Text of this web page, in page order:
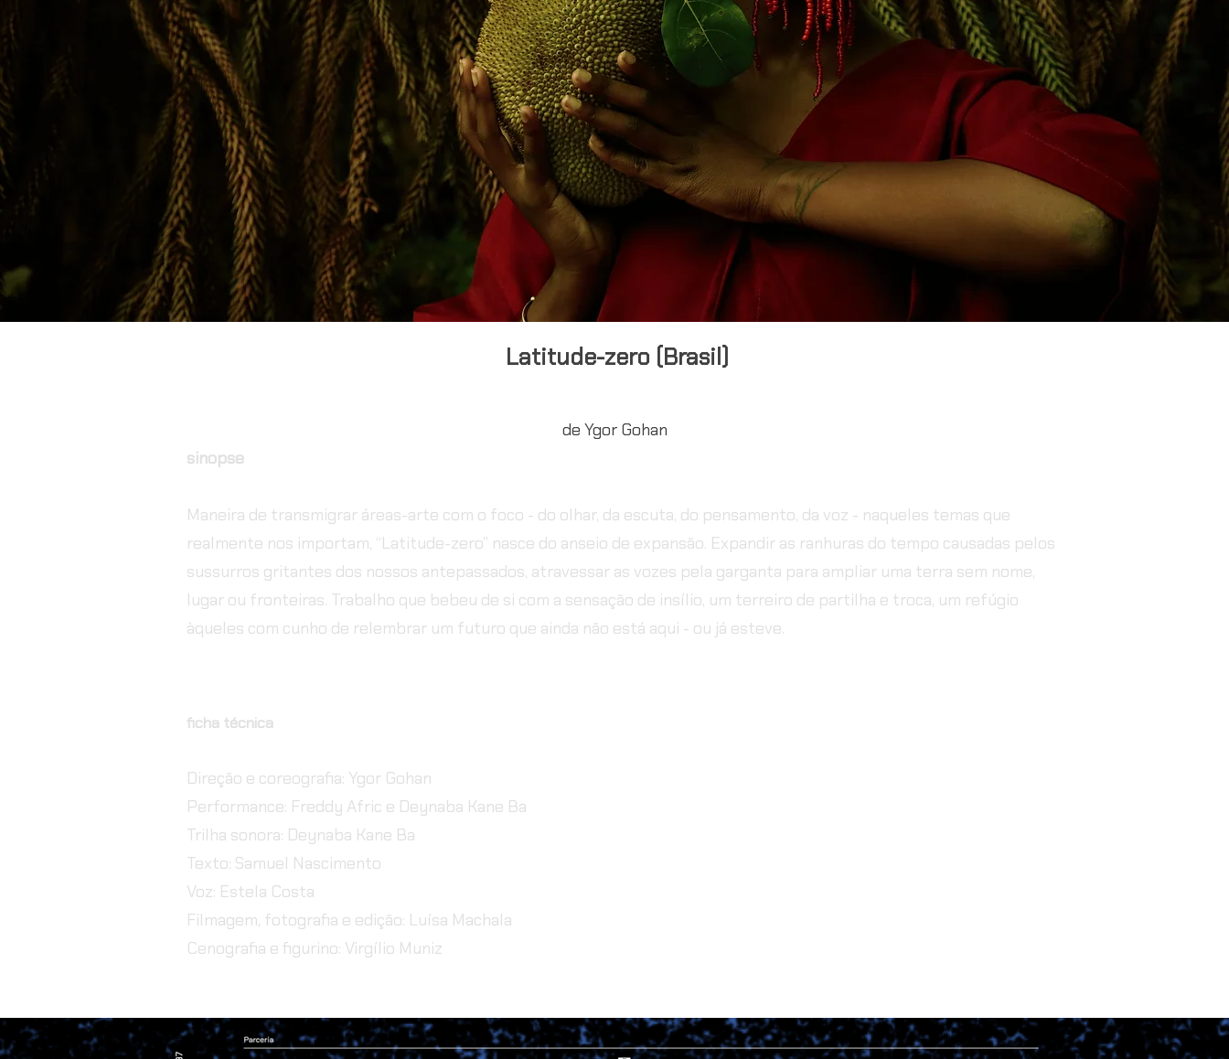
Latitude-zero (Brasil)
de Ygor Gohan
sinopse
Maneira de transmigrar áreas-arte com o foco - do olhar, da escuta, do pensamento, da voz - naqueles temas que
realmente nos importam, “Latitude-zero” nasce do anseio de expansão. Expandir as ranhuras do tempo causadas pelos
sussurros gritantes dos nossos antepassados, atravessar as vozes pela garganta para ampliar uma terra sem nome,
lugar ou fronteiras. Trabalho que bebeu de si com a sensação de insílio, um terreiro de partilha e troca, um refúgio
àqueles com cunho de relembrar um futuro que ainda não está aqui - ou já esteve.
ficha técnica
Direção e coreografia: Ygor Gohan
Performance: Freddy Afric e Deynaba Kane Ba
Trilha sonora: Deynaba Kane Ba
Texto: Samuel Nascimento
Voz: Estela Costa
Filmagem, fotografia e edição: Luísa Machala
Cenografia e figurino: Virgílio Muniz